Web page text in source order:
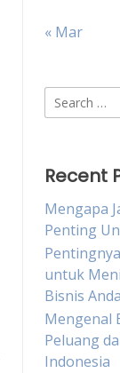
« Mar
Search
for:
Recent
Mengapa
Penting
untuk
Bisnis Anda
Mengenal
Peluang
Indonesia